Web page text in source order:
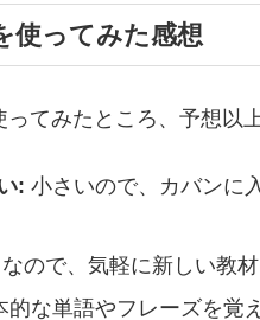
使ってみた感想
てみたところ、予想以
: 小さいので、カバンに
ので、気軽に新しい教材
的な単語やフレーズを覚